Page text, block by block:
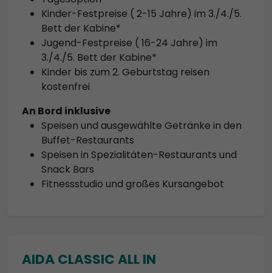
Kinder-Festpreise ( 2-15 Jahre) im 3./4./5.
Bett der Kabine*
Jugend-Festpreise ( 16-24 Jahre) im
3./4./5. Bett der Kabine*
Kinder bis zum 2. Geburtstag reisen
kostenfrei
An Bord inklusive
Speisen und ausgewählte Getränke in den
Buffet-Restaurants
Speisen in Spezialitäten-Restaurants und
Snack Bars
Fitnessstudio und großes Kursangebot
AIDA CLASSIC ALL IN